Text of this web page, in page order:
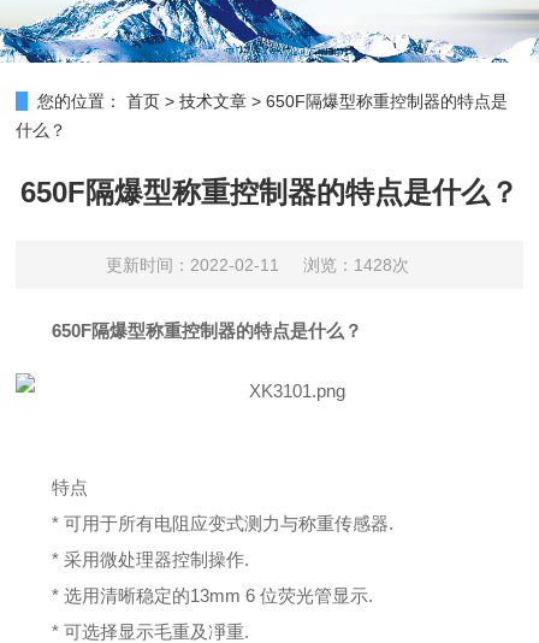
您的位置： 首页 >技术文章 >650F隔爆型称重控制器的特点是
什么？
650F隔爆型称重控制器的特点是什么？
更新时间：2022-02-11 浏览：1428次
650F隔爆型称重控制器的特点是什么？
特点
* 可用于所有电阻应变式测力与称重传感器.
* 采用微处理器控制操作.
* 选用清晰稳定的13mm 6 位荧光管显示.
* 可选择显示毛重及凈重.